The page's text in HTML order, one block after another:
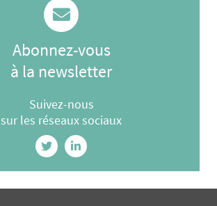
Abonnez-vous
à la newsletter
Suivez-nous
sur les réseaux sociaux